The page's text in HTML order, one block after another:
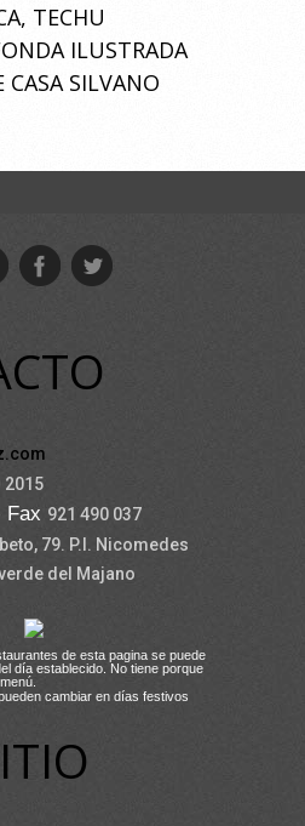
TECHU
ILUSTRADA
CASA SILVANO
2015
Fax 921 490 037
79. P.I. Nicomedes
del Majano
de esta pagina se puede
día establecido. No tiene porque
cambiar en días festivos